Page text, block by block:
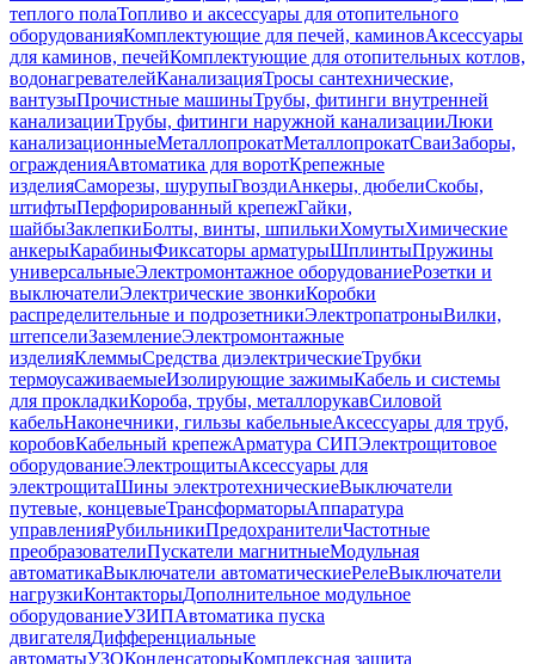
теплого полаТопливо и аксессуары для отопительного
оборудованияКомплектующие для печей, каминовАксессуары
для каминов, печейКомплектующие для отопительных котлов,
водонагревателейКанализацияТросы сантехнические,
вантузыПрочистные машиныТрубы, фитинги внутренней
канализацииТрубы, фитинги наружной канализацииЛюки
канализационныеМеталлопрокатМеталлопрокатСваиЗаборы,
огражденияАвтоматика для воротКрепежные
изделияСаморезы, шурупыГвоздиАнкеры, дюбелиСкобы,
штифтыПерфорированный крепежГайки,
шайбыЗаклепкиБолты, винты, шпилькиХомутыХимические
анкерыКарабиныФиксаторы арматурыШплинтыПружины
универсальныеЭлектромонтажное оборудованиеРозетки и
выключателиЭлектрические звонкиКоробки
распределительные и подрозетникиЭлектропатроныВилки,
штепселиЗаземлениеЭлектромонтажные
изделияКлеммыСредства диэлектрическиеТрубки
термоусаживаемыеИзолирующие зажимыКабель и системы
для прокладкиКороба, трубы, металлорукавСиловой
кабельНаконечники, гильзы кабельныеАксессуары для труб,
коробовКабельный крепежАрматура СИПЭлектрощитовое
оборудованиеЭлектрощитыАксессуары для
электрощитаШины электротехническиеВыключатели
путевые, концевыеТрансформаторыАппаратура
управленияРубильникиПредохранителиЧастотные
преобразователиПускатели магнитныеМодульная
автоматикаВыключатели автоматическиеРелеВыключатели
нагрузкиКонтакторыДополнительное модульное
оборудованиеУЗИПАвтоматика пуска
двигателяДифференциальные
автоматыУЗОКонденсаторыКомплексная защита